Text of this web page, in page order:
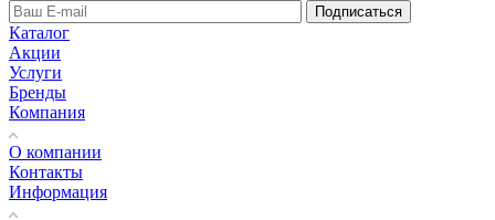
Подписаться
Каталог
Акции
Услуги
Бренды
Компания
О компании
Контакты
Информация